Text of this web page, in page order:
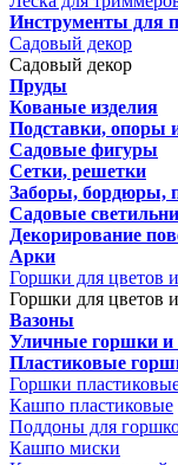
Инструменты для
Садовый декор
Садовый декор
Пруды
Кованые изделия
Подставки, опоры
Садовые фигуры
Сетки, решетки
Заборы, бордюры,
Садовые
Декорирование
Арки
Горшки для цветов
Горшки для цветов
Вазоны
Уличные горшки
Пластиковые
Горшки
Кашпо пластиковые
Поддоны для
Кашпо миски